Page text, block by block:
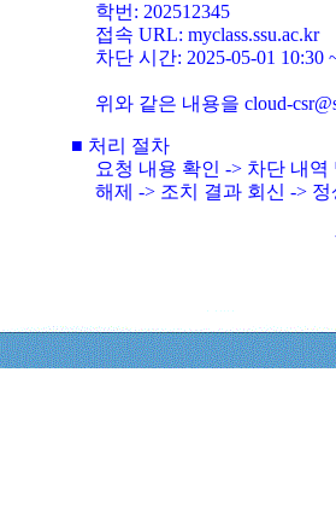
학번: 202512345
접속 URL: myclass.ssu.ac.kr
차단 시간: 2025-05-01 10:30
위와 같은 내용을 cloud-
■ 처리 절차
요청 내용 확인 -> 차단 내
해제 -> 조치 결과 회신 ->